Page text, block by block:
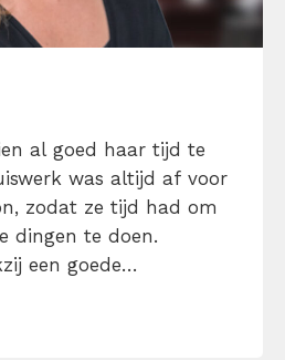
al goed haar tijd te
was altijd af voor
zodat ze tijd had om
dingen te doen.
een goede
liefde voor